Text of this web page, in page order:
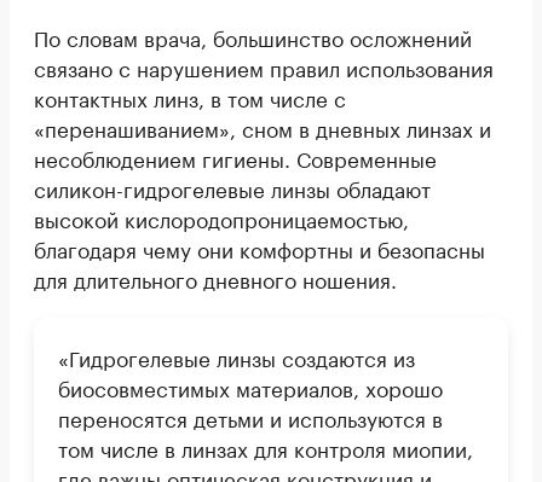
По словам врача, большинство осложнений
связано с нарушением правил использования
контактных линз, в том числе с
«перенашиванием», сном в дневных линзах и
несоблюдением гигиены. Современные
силикон-гидрогелевые линзы обладают
высокой кислородопроницаемостью,
благодаря чему они комфортны и безопасны
для длительного дневного ношения.
«Гидрогелевые линзы создаются из
биосовместимых материалов, хорошо
переносятся детьми и используются в
том числе в линзах для контроля миопии,